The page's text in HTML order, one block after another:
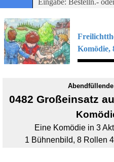
Komödie,
0482 Großeinsatz
Eine Komödie in 3
1 Bühnenbild, 8 Rollen